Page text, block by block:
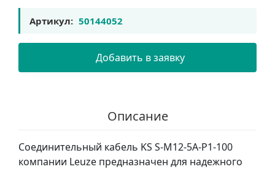
Артикул: 50144052
Добавить в заявку
Описание
Соединительный кабель KS S-M12-5A-P1-100
компании Leuze предназначен для надежного